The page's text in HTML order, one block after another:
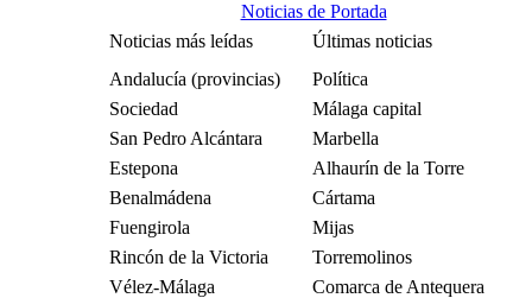
Noticias de Portada
Noticias más leídas
Últimas noticias
Andalucía (provincias)
Política
Sociedad
Málaga capital
San Pedro Alcántara
Marbella
Estepona
Alhaurín de la Torre
Benalmádena
Cártama
Fuengirola
Mijas
Rincón de la Victoria
Torremolinos
Vélez-Málaga
Comarca de Antequera